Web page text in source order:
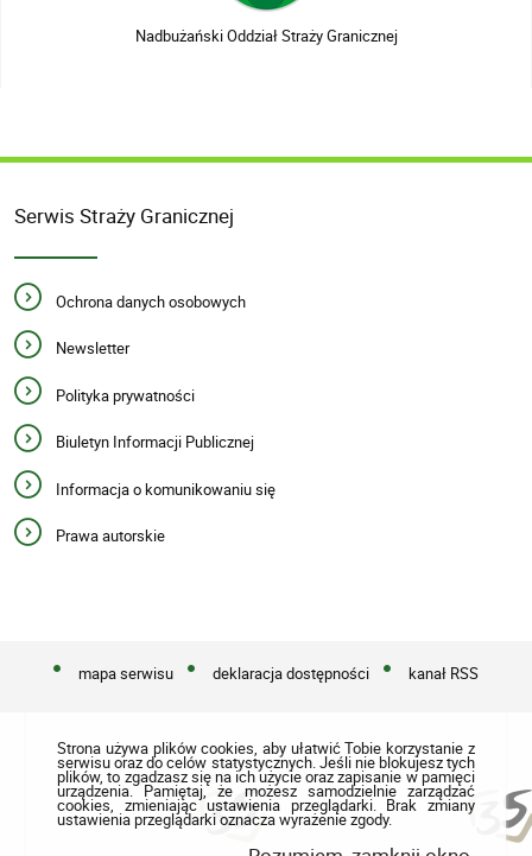
Nadbużański Oddział Straży Granicznej
Serwis Straży Granicznej
Ochrona danych osobowych
Newsletter
Polityka prywatności
Biuletyn Informacji Publicznej
Informacja o komunikowaniu się
Prawa autorskie
mapa serwisu deklaracja dostępności kanał RSS
Strona używa plików cookies, aby ułatwić Tobie korzystanie z
serwisu oraz do celów statystycznych. Jeśli nie blokujesz tych
plików, to zgadzasz się na ich użycie oraz zapisanie w pamięci
urządzenia. Pamiętaj, że możesz samodzielnie zarządzać
cookies, zmieniając ustawienia przeglądarki. Brak zmiany
ustawienia przeglądarki oznacza wyrażenie zgody.